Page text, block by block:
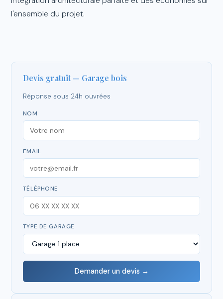
l'ensemble du projet.
Devis gratuit — Garage bois
Réponse sous 24h ouvrées
NOM
EMAIL
TÉLÉPHONE
TYPE DE GARAGE
Demander un devis →